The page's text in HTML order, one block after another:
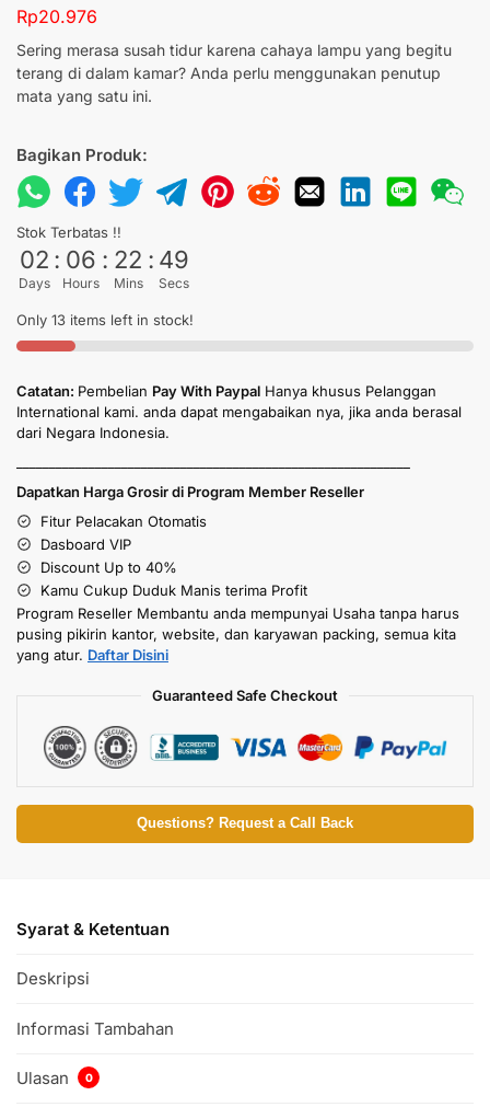
Rp20.976
Sering merasa susah tidur karena cahaya lampu yang begitu
terang di dalam kamar? Anda perlu menggunakan penutup
mata yang satu ini.
Bagikan Produk:
Stok Terbatas !!
02
Days
: 06
Hours
: 22
Mins
: 49
Secs
Only 13 items left in stock!
Catatan: Pembelian Pay With Paypal Hanya khusus Pelanggan
International kami. anda dapat mengabaikan nya, jika anda berasal
dari Negara Indonesia.
Dapatkan Harga Grosir di Program Member Reseller
Fitur Pelacakan Otomatis
Dasboard VIP
Discount Up to 40%
Kamu Cukup Duduk Manis terima Profit
Program Reseller Membantu anda mempunyai Usaha tanpa harus
pusing pikirin kantor, website, dan karyawan packing, semua kita
yang atur. Daftar Disini
Guaranteed Safe Checkout
Questions? Request a Call Back
Syarat & Ketentuan
Deskripsi
Informasi Tambahan
Ulasan 0